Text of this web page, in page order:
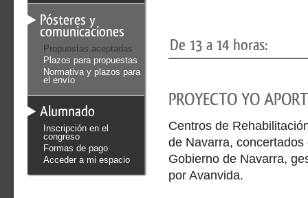
Pósteres y
comunicaciones
Propuestas aceptadas
Plazos para propuestas
Normativa y plazos para
el envío
Alumnado
Inscripción en el
congreso
Formas de pago
Acceder a mi espacio
De 13 a 14 horas:
PROYECTO YO
Centros de
de Navarra, concertados
Gobierno de Navarra,
por Avanvida.